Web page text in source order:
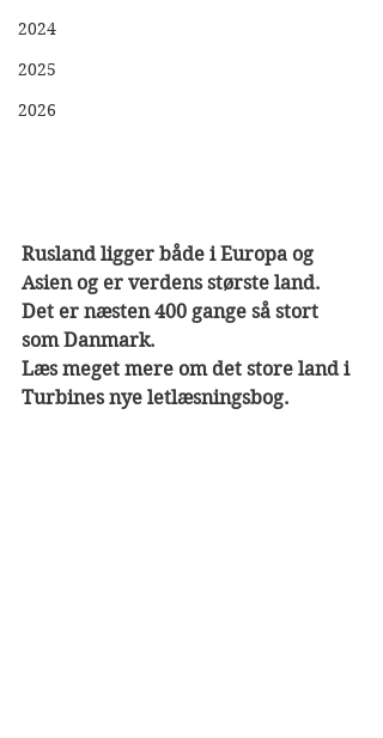
2024
2025
2026
Rusland ligger både i Europa og
Asien og er verdens største land.
Det er næsten 400 gange så stort
som Danmark.
Læs meget mere om det store land i
Turbines nye letlæsningsbog.